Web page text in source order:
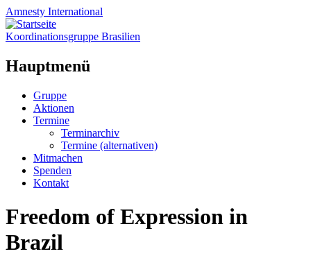
Amnesty International
Koordinationsgruppe Brasilien
Hauptmenü
Zum
Inhalt
springen
Gruppe
Aktionen
Termine
Terminarchiv
Termine (alternativen)
Mitmachen
Spenden
Kontakt
Freedom of Expression in
Brazil